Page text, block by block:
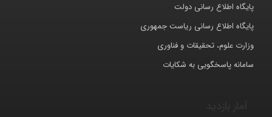
پایگاه اطلاع رسانی دولت
پایگاه اطلاع رسانی ریاست جمهوری
وزارت علوم، تحقیقات و فناوری
سامانه پاسخگویی به شکایات